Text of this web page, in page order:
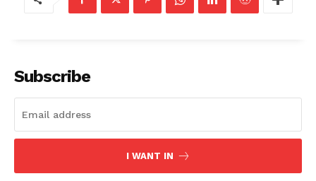
Subscribe
I WANT IN